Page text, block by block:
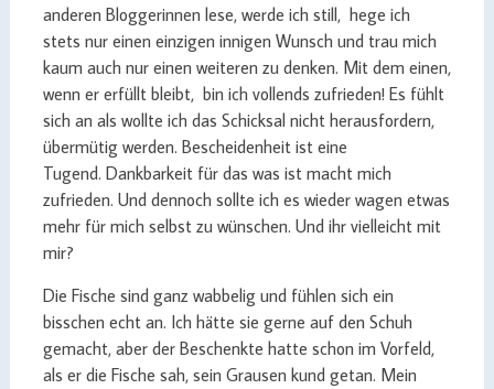
anderen Bloggerinnen lese, werde ich still, hege ich
stets nur einen einzigen innigen Wunsch und trau mich
kaum auch nur einen weiteren zu denken. Mit dem einen,
wenn er erfüllt bleibt, bin ich vollends zufrieden! Es fühlt
sich an als wollte ich das Schicksal nicht herausfordern,
übermütig werden. Bescheidenheit ist eine
Tugend. Dankbarkeit für das was ist macht mich
zufrieden. Und dennoch sollte ich es wieder wagen etwas
mehr für mich selbst zu wünschen. Und ihr vielleicht mit
mir?
Die Fische sind ganz wabbelig und fühlen sich ein
bisschen echt an. Ich hätte sie gerne auf den Schuh
gemacht, aber der Beschenkte hatte schon im Vorfeld,
als er die Fische sah, sein Grausen kund getan. Mein